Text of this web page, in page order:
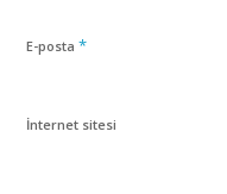
E-posta *
İnternet sitesi